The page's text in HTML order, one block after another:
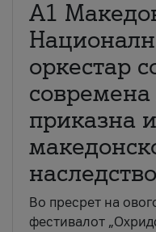
А1
оркестар
приказна
наследство
Во пресрет на
фестивалот